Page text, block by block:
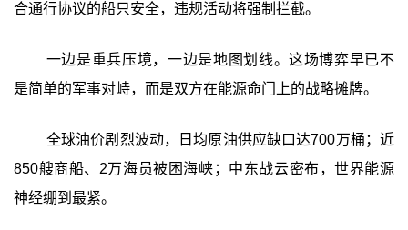
合通行协议的船只安全，违规活动将强制拦截。
一边是重兵压境，一边是地图划线。这场博弈早已不
是简单的军事对峙，而是双方在能源命门上的战略摊牌。
全球油价剧烈波动，日均原油供应缺口达700万桶；近
850艘商船、2万海员被困海峡；中东战云密布，世界能源
神经绷到最紧。